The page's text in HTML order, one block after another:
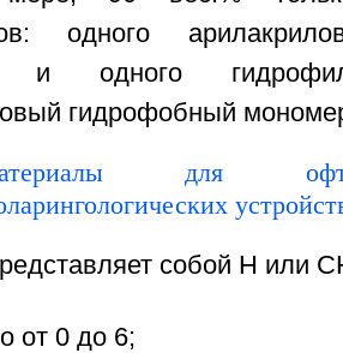
одного
и одного
гидрофобный
собой H или
от 0 до 6;